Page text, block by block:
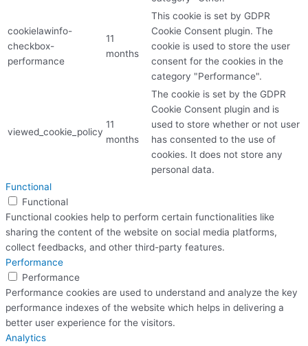
cookielawinfo-
checkbox-
performance
11
months
This cookie is set by GDPR
Cookie Consent plugin. The
cookie is used to store the user
consent for the cookies in the
category "Performance".
viewed_cookie_policy
11
months
The cookie is set by the GDPR
Cookie Consent plugin and is
used to store whether or not user
has consented to the use of
cookies. It does not store any
personal data.
Functional
Functional
Functional cookies help to perform certain functionalities like
sharing the content of the website on social media platforms,
collect feedbacks, and other third-party features.
Performance
Performance
Performance cookies are used to understand and analyze the key
performance indexes of the website which helps in delivering a
better user experience for the visitors.
Analytics